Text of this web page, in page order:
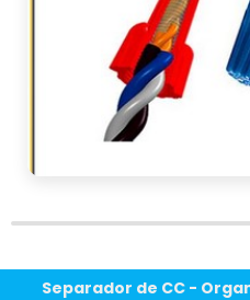
técnicas vigentes.
Além de garantir a
a conformidade
diferencial
buscam produtos
também oferece a
rigorosos.
Separador de CC -